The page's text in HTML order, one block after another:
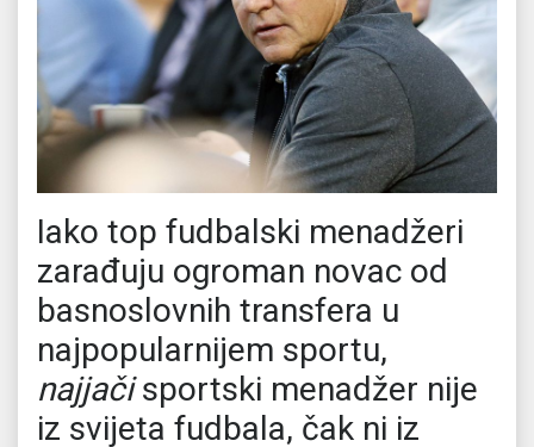
Iako top fudbalski menadžeri
zarađuju ogroman novac od
basnoslovnih transfera u
najpopularnijem sportu,
najjačisportski menadžer nije
iz svijeta fudbala, čak ni iz